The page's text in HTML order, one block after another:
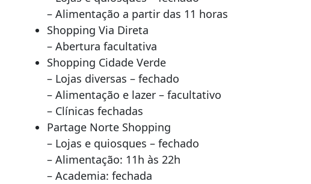
– Alimentação a partir das 11 horas
Shopping Via Direta
– Abertura facultativa
Shopping Cidade Verde
– Lojas diversas – fechado
– Alimentação e lazer – facultativo
– Clínicas fechadas
Partage Norte Shopping
– Lojas e quiosques – fechado
– Alimentação: 11h às 22h
– Academia: fechada